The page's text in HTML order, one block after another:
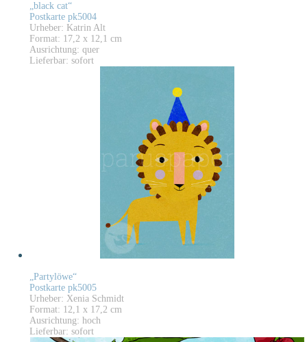
„black cat“
Postkarte pk5004
Urheber: Katrin Alt
Format: 17,2 x 12,1 cm
Ausrichtung: quer
Lieferbar: sofort
„Partylöwe“
Postkarte pk5005
Urheber: Xenia Schmidt
Format: 12,1 x 17,2 cm
Ausrichtung: hoch
Lieferbar: sofort